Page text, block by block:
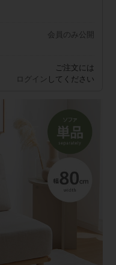
会員のみ公開
ご注文には
ログイン してください